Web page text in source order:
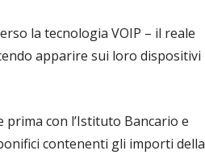
la tecnologia VOIP – il reale
apparire sui loro dispositivi
con l’Istituto Bancario e
contenenti gli importi della